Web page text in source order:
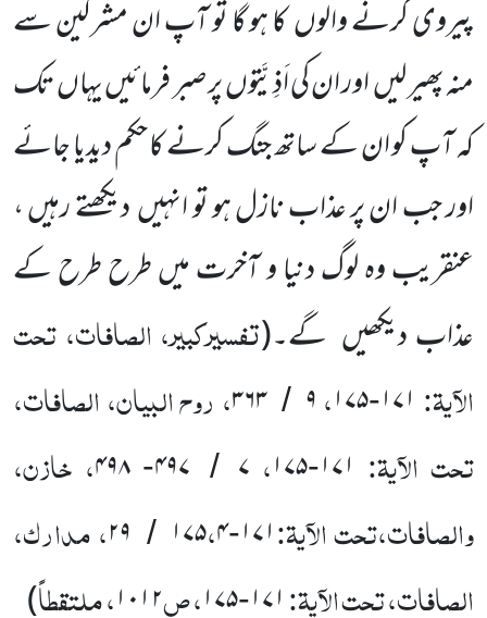
پیروی کرنے والوں کا ہو گا تو آپ ان مشرکین سے
منہ پھیر لیں اور ان کی اَذِیَّتوں پر صبر فرمائیں یہاں تک
کہ آپ کو ان کے ساتھ جنگ کرنے کا حکم دیدیا جائے
اور جب ان پر عذاب نازل ہو تو انہیں دیکھتے رہیں ،
عنقریب وہ لوگ دنیا و آخرت میں طرح طرح کے
عذاب دیکھیں گے۔(تفسیرکبیر، الصافات، تحت
الآیۃ: ۱۷۱-۱۷۵،۹ / ۳۶۳، روح البیان، الصافات،
تحت الآیۃ: ۱۷۱-۱۷۵، ۷ / ۴۹۷- ۴۹۸، خازن،
والصافات،تحت الآیۃ:۱۷۱- ۱۷۵،۴ / ۲۹، مدارک،
الصافات، تحت الآیۃ:۱۷۱-۱۷۵، ص۱۰۱۲، ملتقطاً)